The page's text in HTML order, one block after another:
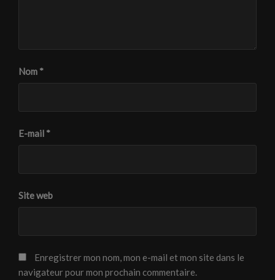
Nom *
E-mail *
Site web
Enregistrer mon nom, mon e-mail et mon site dans le
navigateur pour mon prochain commentaire.